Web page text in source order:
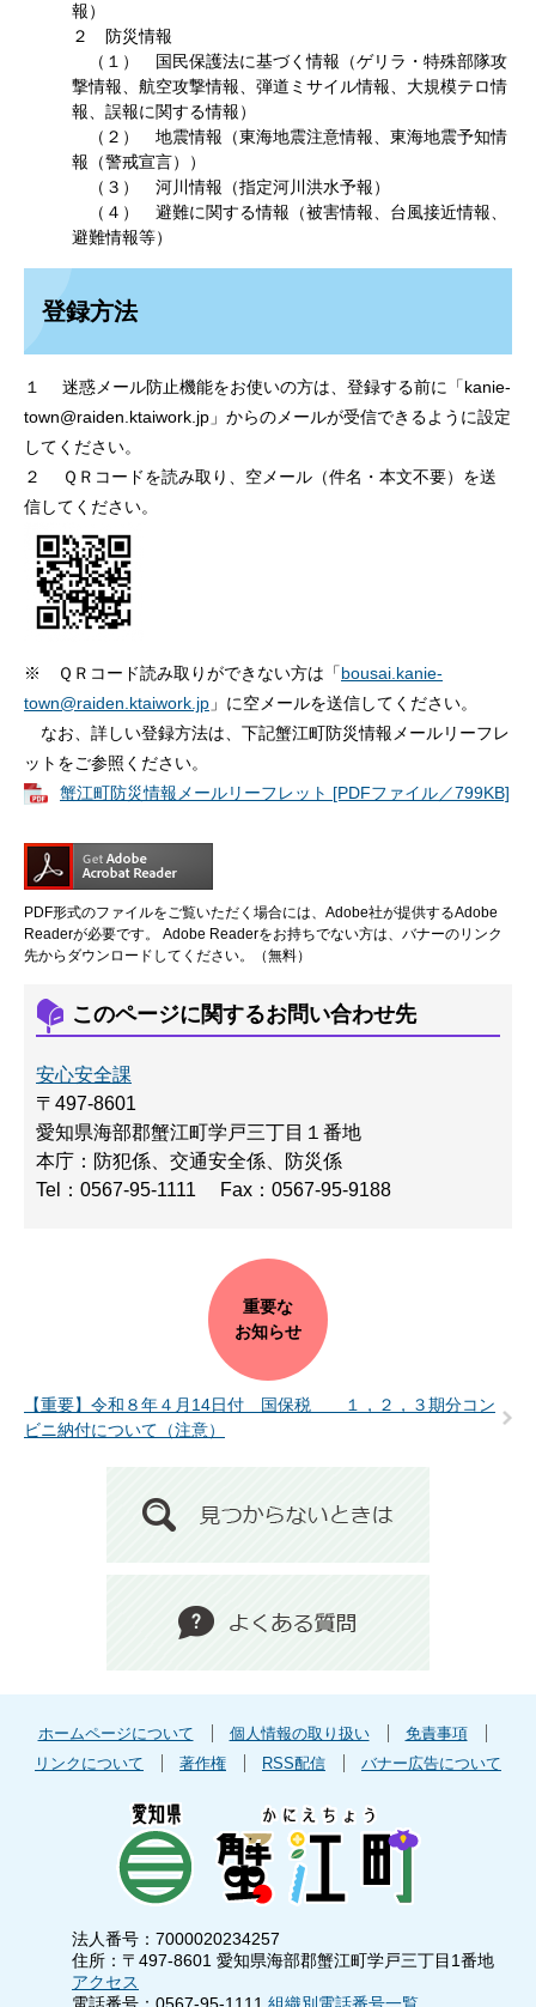
報）
２ 防災情報
（１） 国民保護法に基づく情報（ゲリラ・特殊部隊攻
撃情報、航空攻撃情報、弾道ミサイル情報、大規模テロ情
報、誤報に関する情報）
（２） 地震情報（東海地震注意情報、東海地震予知情
報（警戒宣言））
（３） 河川情報（指定河川洪水予報）
（４） 避難に関する情報（被害情報、台風接近情報、
避難情報等）
登録方法
１ 迷惑メール防止機能をお使いの方は、登録する前に「kanie-
town@raiden.ktaiwork.jp」からのメールが受信できるように設定
してください。
２ ＱＲコードを読み取り、空メール（件名・本文不要）を送
信してください。
※ ＱＲコード読み取りができない方は「bousai.kanie-
town@raiden.ktaiwork.jp 」に空メールを送信してください。
なお、詳しい登録方法は、下記蟹江町防災情報メールリーフレ
ットをご参照ください。
蟹江町防災情報メールリーフレット [PDFファイル／799KB]
PDF形式のファイルをご覧いただく場合には、Adobe社が提供するAdobe
Readerが必要です。
Adobe Readerをお持ちでない方は、バナーのリンク
先からダウンロードしてください。（無料）
このページに関するお問い合わせ先
安心安全課
〒497-8601
愛知県海部郡蟹江町学戸三丁目１番地
本庁：防犯係、交通安全係、防災係
Tel：0567-95-1111
Fax：0567-95-9188
重要な
お知らせ
【重要】令和８年４月14日付 国保税 １，２，３期分コン
ビニ納付について（注意）
ホームページについて 個人情報の取り扱い
免責事項
リンクについて
著作権 RSS配信 バナー広告について
法人番号：7000020234257
住所：〒497-8601 愛知県海部郡蟹江町学戸三丁目1番地
アクセス